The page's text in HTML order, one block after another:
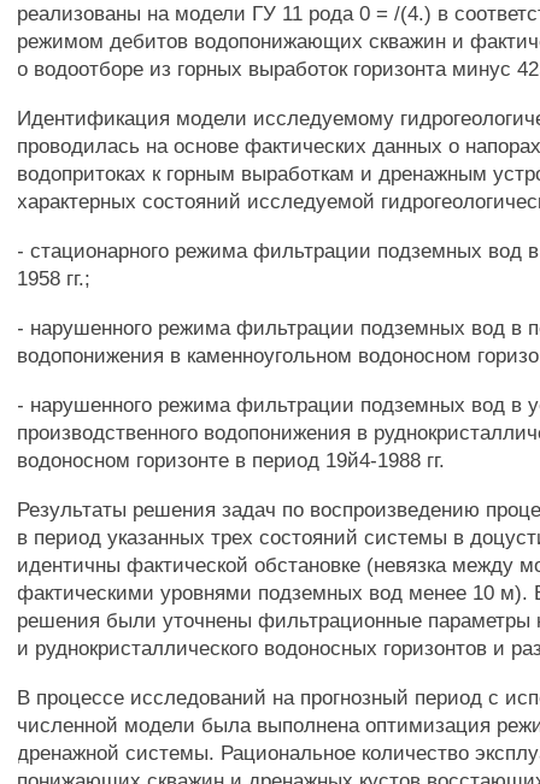
реализованы на модели ГУ 11 рода 0 = /(4.) в
режимом дебитов водопонижающих скважин и
о водоотборе из горных выработок горизонта минус
Идентификация модели исследуемому
проводилась на основе фактических данных о
водопритоках к горным выработкам и дренажным
характерных состояний исследуемой
- стационарного режима фильтрации подземных вод
1958 гг.;
- нарушенного режима фильтрации подземных вод в
водопонижения в каменноугольном водоносном
- нарушенного режима фильтрации подземных вод в
производственного водопонижения в
водоносном горизонте в период 19й4-1988 гг.
Результаты решения задач по воспроизведению
в период указанных трех состояний системы в
идентичны фактической обстановке (невязка между
фактическими уровнями подземных вод менее 10 м).
решения были уточнены фильтрационные параметры
и руднокристаллического водоносных горизонтов и
В процессе исследований на прогнозный период с
численной модели была выполнена оптимизация
дренажной системы. Рациональное количество